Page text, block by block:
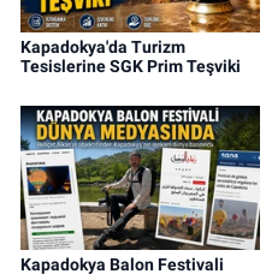
Kapadokya'da Turizm
Tesislerine SGK Prim Teşviki
Kapadokya Balon Festivali